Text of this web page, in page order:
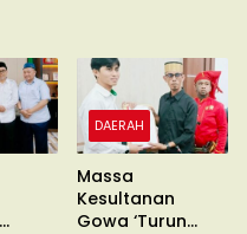
DAERAH
Massa
Kesultanan
Gowa ‘Turun